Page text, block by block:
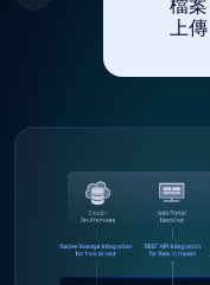
檔案
上傳